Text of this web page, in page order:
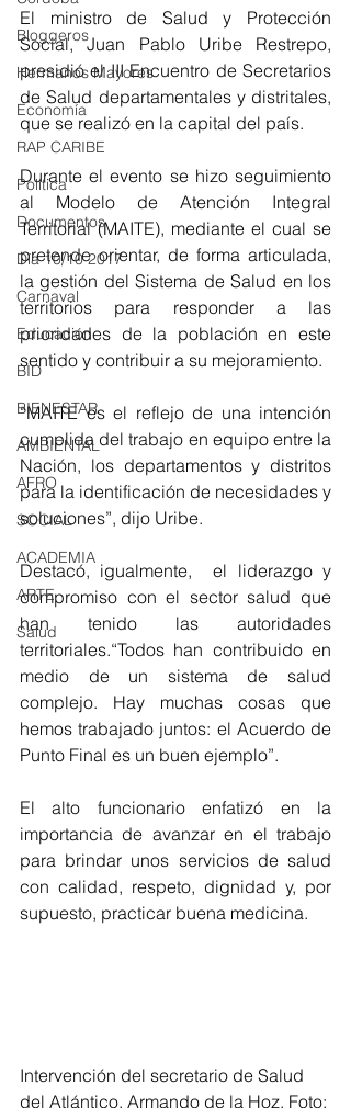
Bloggeros
Hermanos Mayores
Economía
RAP CARIBE
Política
Documentos
Día 10/10 2017
Carnaval
Educación
BID
BIENESTAR
AMBIENTAL
AFRO
SOCIAL
ACADEMIA
ARTE
Salud
El ministro de Salud y Protección
Social, Juan Pablo Uribe Restrepo,
presidió el III Encuentro de Secretarios
de Salud departamentales y distritales,
que se realizó en la capital del país.
Durante el evento se hizo seguimiento
al Modelo de Atención Integral
Territorial (MAITE), mediante el cual se
pretende orientar, de forma articulada,
la gestión del Sistema de Salud en los
territorios para responder a las
prioridades de la población en este
sentido y contribuir a su mejoramiento.
“MAITE es el reflejo de una intención
cumplida del trabajo en equipo entre la
Nación, los departamentos y distritos
para la identificación de necesidades y
soluciones”, dijo Uribe.
Destacó, igualmente,  el liderazgo y
compromiso con el sector salud que
han tenido las autoridades
territoriales.“Todos han contribuido en
medio de un sistema de salud
complejo. Hay muchas cosas que
hemos trabajado juntos: el Acuerdo de
Punto Final es un buen ejemplo”.
El alto funcionario enfatizó en la
importancia de avanzar en el trabajo
para brindar unos servicios de salud
con calidad, respeto, dignidad y, por
supuesto, practicar buena medicina.
Intervención del secretario de Salud
del Atlántico, Armando de la Hoz. Foto: